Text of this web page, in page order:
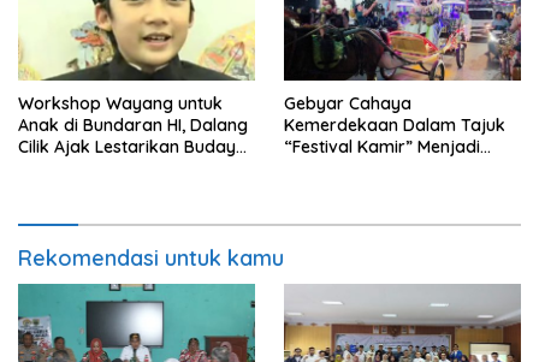
Workshop Wayang untuk
Anak di Bundaran HI, Dalang
Cilik Ajak Lestarikan Budaya
Gebyar Cahaya
Kemerdekaan Dalam Tajuk
“Festival Kamir” Menjadi
Rekomendasi untuk kamu